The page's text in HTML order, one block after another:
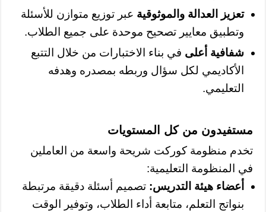
تعزيز العدالة والموثوقية عبر توزيع متوازن للأسئلة
وتطبيق معايير تصحيح موحدة على جميع الطلاب.
شفافية أعلى في بناء الاختبارات من خلال التتبع
الأكاديمي لكل سؤال وربطه بمصدره وهدفه
التعليمي.
مستفيدون من كل المستويات
تخدم منظومة كوركت شريحة واسعة من العاملين
في المنظومة التعليمية:
أعضاء هيئة التدريس: تصميم أسئلة دقيقة مرتبطة
بنواتج التعلم، متابعة أداء الطلاب، وتوفير الوقت